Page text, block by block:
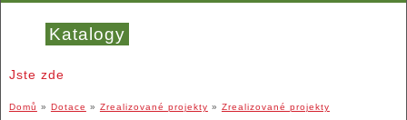
Katalogy
Jste zde
Domů » Dotace » Zrealizované projekty » Zrealizované projekty